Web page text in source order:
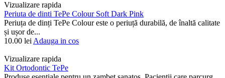
Vizualizare rapida
Periuta de dinti TePe Colour Soft Dark Pink
Periuța de dinți TePe Colour este o periuță durabilă, de înaltă calitate
și ușor de...
10.00 lei Adauga in cos
Vizualizare rapida
Kit Ortodontic TePe